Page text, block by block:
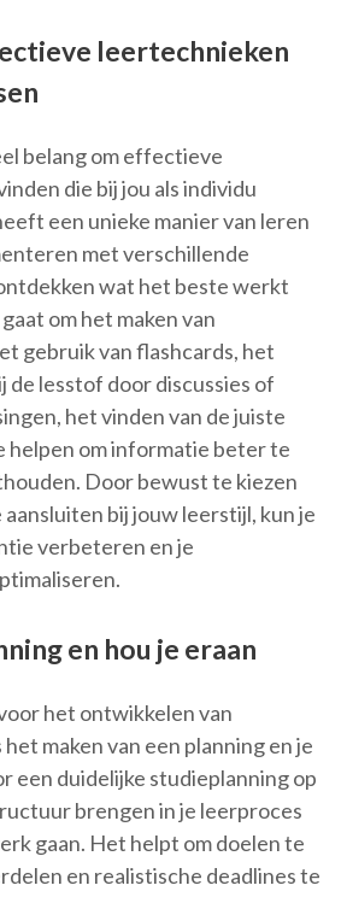
leertechnieken
belang om effectieve
die bij jou als individu
een unieke manier van leren
met verschillende
wat het beste werkt
om het maken van
gebruik van flashcards, het
lesstof door discussies of
het vinden van de juiste
helpen om informatie beter te
Door bewust te kiezen
bij jouw leerstijl, kun je
verbeteren en je
en hou je eraan
het ontwikkelen van
maken van een planning en je
een duidelijke studieplanning op
brengen in je leerproces
gaan. Het helpt om doelen te
en realistische deadlines te